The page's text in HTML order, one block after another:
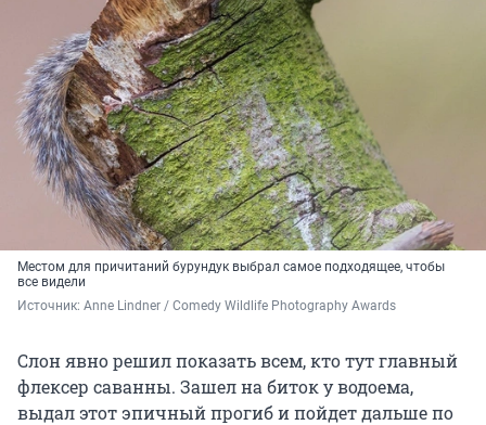
Местом для причитаний бурундук выбрал самое подходящее, чтобы
все видели
Источник: Anne Lindner / Comedy Wildlife Photography Awards
Слон явно решил показать всем, кто тут главный
флексер саванны. Зашел на биток у водоема,
выдал этот эпичный прогиб и пойдет дальше по